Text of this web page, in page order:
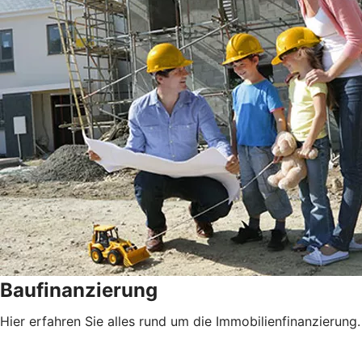
Baufinanzierung
Hier erfahren Sie alles rund um die Immobilienfinanzierung.